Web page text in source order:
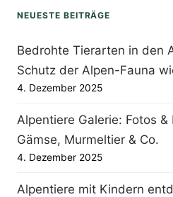
NEUESTE BEITRÄGE
Bedrohte Tierarten in den
Schutz der Alpen-Fauna
4. Dezember 2025
Alpentiere Galerie: Fotos
Gämse, Murmeltier & Co.
4. Dezember 2025
Alpentiere mit Kindern